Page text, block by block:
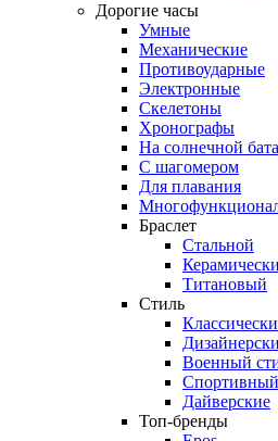
Дорогие часы
Умные
Механические
Противоударные
Электронные
Скелетоны
Хронографы
На солнечной
С шагомером
Для плавания
Браслет
Стальной
Титановый
Стиль
Военный
Дайверские
Топ-бренды